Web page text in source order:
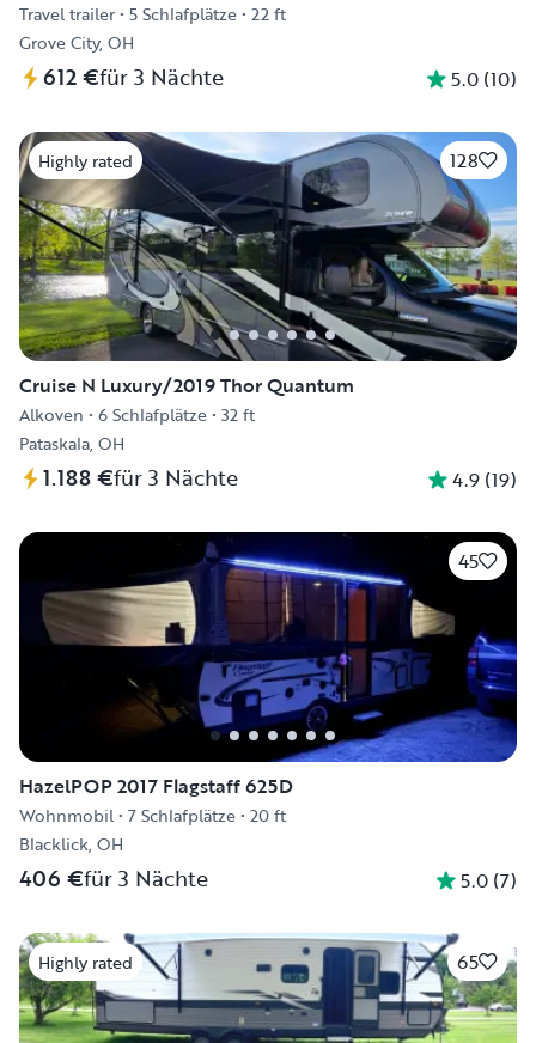
Travel trailer• 5 Schlafplätze• 22 ft
Grove City, OH
612 €für 3 Nächte 5.0 (10)
Highly rated 128
Cruise N Luxury/2019 Thor Quantum
Alkoven • 6 Schlafplätze• 32 ft
Pataskala, OH
1.188 €für 3 Nächte 4.9 (19)
45
HazelPOP 2017 Flagstaff 625D
Wohnmobil• 7 Schlafplätze• 20 ft
Blacklick, OH
406 €für 3 Nächte 5.0 (7)
Highly rated 65